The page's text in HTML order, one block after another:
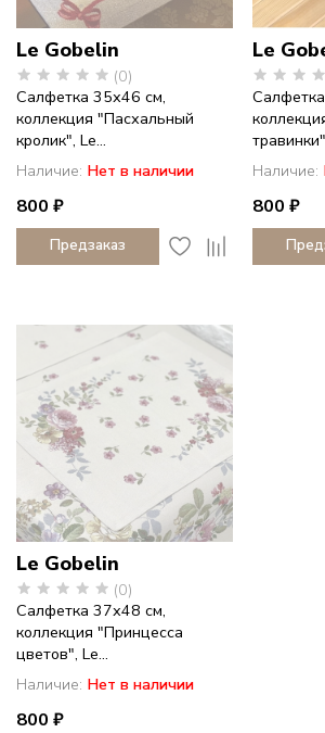
Le Gobelin
(0)
Салфетка 35х46 см,
коллекция "Пасхальный
кролик", Le...
Наличие: Нет в наличии
800 ₽
Предзаказ
Le
Наличие:
800 ₽
Le Gobelin
(0)
Салфетка 37х48 см,
коллекция "Принцесса
цветов", Le...
Наличие: Нет в наличии
800 ₽